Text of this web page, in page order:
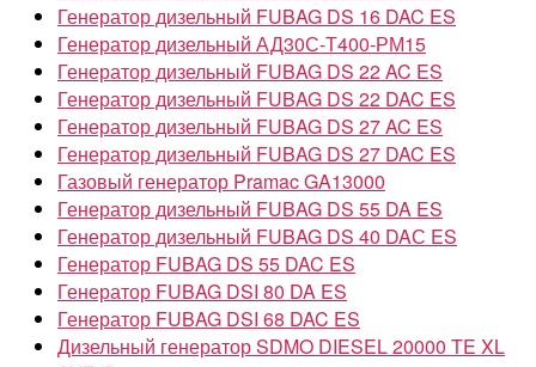
Генератор дизельный FUBAG DS 16 DAC ES
Генератор дизельный АД30С-Т400-РМ15
Генератор дизельный FUBAG DS 22 AC ES
Генератор дизельный FUBAG DS 22 DAC ES
Генератор дизельный FUBAG DS 27 AC ES
Генератор дизельный FUBAG DS 27 DAC ES
Газовый генератор Pramac GA13000
Генератор дизельный FUBAG DS 55 DA ES
Генератор дизельный FUBAG DS 40 DAС ES
Генератор FUBAG DS 55 DAC ES
Генератор FUBAG DSI 80 DA ES
Генератор FUBAG DSI 68 DAC ES
Дизельный генератор SDMO DIESEL 20000 TE XL